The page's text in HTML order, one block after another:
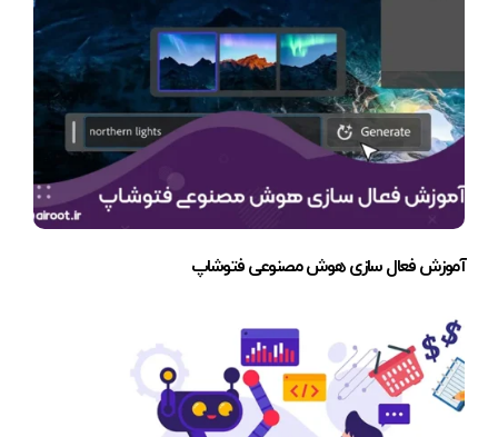
آموزش فعال سازی هوش مصنوعی فتوشاپ